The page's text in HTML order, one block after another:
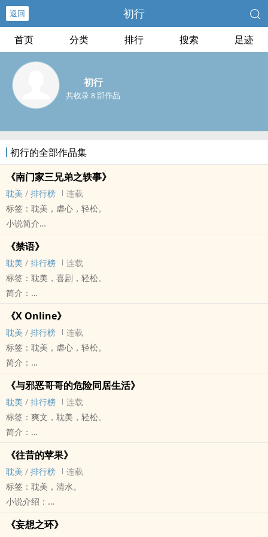
返回 初行
首页 分类 排行 搜索 足迹
初行
共收录 8 部作品
初行的全部作品集
《南门家三兄弟之轶事》
‎‌‎耽‎美‎ / 排行榜
连载
标签：‎‌‎耽‎美‎，虐心，轻松。
小说简介
在长兄失恋醉酒的夜晚之后，幺子失去了处男之身，
而幺子和次子之间的温度也开始产生变化。
渐渐地，一段段由小时候已种下的爱与恨被勾起，
造成三兄弟之间的纠缠。
*以心理戏为重点，兄弟之间扭曲的亲情故事
前期雅篇Ｈ戏颇多，中后期就会少了，所以请不用抱着看Ｈ文的期待
去看文。
作者的话
番外6-A~6-C都完成，《南门家三兄弟之轶事》正式完结！
因为可能会更新番外／外传，所以就不转换成完结状态啰
2016/12/29
全文完！总算成功在今年完坑了！（哭）
接下来还会有番外6-A、6-B和6-C，会稍微交待一下结局之后的三兄
弟吧
《禁语》
‎‌‎耽‎美‎ / 排行榜
连载
标签：‎‌‎耽‎美‎，喜剧，轻松。
简介：
四年后，崔逸向接到哥哥的订婚请柬，于是他接受邀请，重返Ｔ市，
目标却不是祝贺哥哥找到好女人，而是──
勾引哥哥，Ｈ一次！
＝＝＝＝＝＝＝＝＝＝＝＝＝
此文为兄弟ＢＬ，走的是轻松风格，哥哥受制于家庭压力之下，弟弟
努力求爱的故事！
《禁语》在鲜网或米国度或其他地方也曾经张贴过，但这边的是最终
修正版本（2014年），改掉了错字多字，也有修正部份对话、感情表
《X Online》
‎‌‎耽‎美‎ / 排行榜
连载
标签：‎‌‎耽‎美‎，虐心，轻松。
简介：
某天，被《X Online》腐化掉的祈祐南说自己被求婚。
被哥哥无视后，他哀戚戚地离家出走。
为了把弟弟找回来，祈洛希不惜进入《X Online》，
与游戏经验丰富的转生玩家清遥，以及自己亲自培育的ＡＩ男宠亚
沙，展开了令人心跳的BL剧本之旅！
卖点：
腐的网游，科技已经进步到可以在网游世界里Ｈ（喂）
现在贴的是《X Online》3.4版本，跟3.3版本相比：剧情相同，文句
例如以前3.3版本祈洛希一开始会直接玩XO，3.4版本祈洛希会尝试寻
《与邪恶哥哥的危险同居生活》
‎‌‎耽‎美‎ / 排行榜
连载
标签：爽文，‎‌‎耽‎美‎，轻松。
简介：
只能投奔到一个人住的哥哥的怀抱中……
这就成了纯真弟弟与邪恶哥哥的危险同居生活。
＝＝＝＝＝＝＝＝＝＝＝＝＝＝＝＝＝＝＝＝
漫画版：
感谢绘师票票的漫画版本《邪恶哥哥》喔，现正每周更新！
《往昔的苹果》
‎‌‎耽‎美‎ / 排行榜
连载
标签：‎‌‎耽‎美‎，清水。
小说介绍：
《X Online》后记番外，所以一定要先看完《X Online》的。
这篇苹果跟鲜网未贴完的版本会有出入，因为先前的版本太过平淡……
《妄想之环》